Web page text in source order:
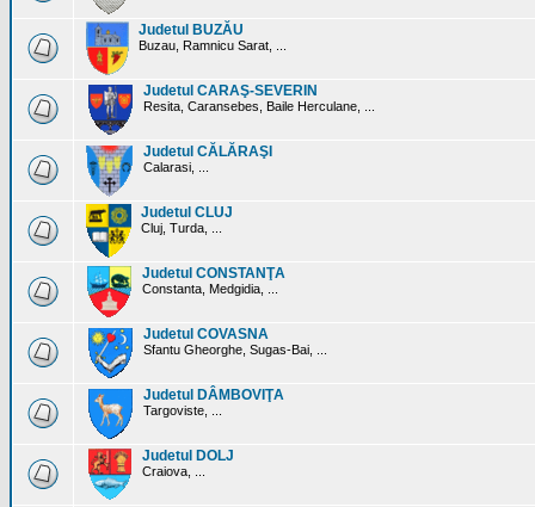
Judetul BUZĂU
Buzau, Ramnicu Sarat, ...
Judetul CARAŞ-SEVERIN
Resita, Caransebes, Baile Herculane, ...
Judetul CĂLĂRAŞI
Calarasi, ...
Judetul CLUJ
Cluj, Turda, ...
Judetul CONSTANŢA
Constanta, Medgidia, ...
Judetul COVASNA
Sfantu Gheorghe, Sugas-Bai, ...
Judetul DÂMBOVIŢA
Targoviste, ...
Judetul DOLJ
Craiova, ...